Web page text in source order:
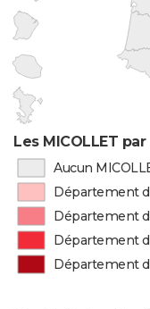
Les MICOLLET
Aucun
Département
Département
Département
Département